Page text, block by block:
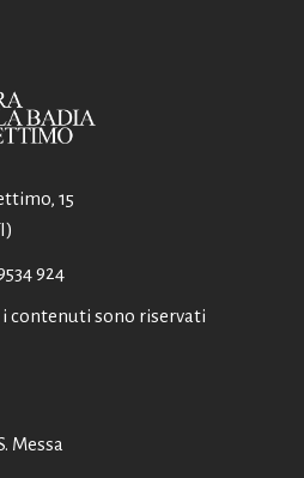
15
924
contenuti sono riservati
Messa